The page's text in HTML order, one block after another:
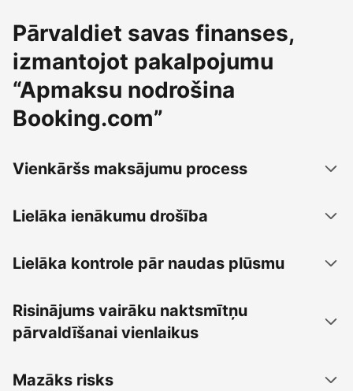
Pārvaldiet savas finanses,
izmantojot pakalpojumu
“Apmaksu nodrošina
Booking.com”
Vienkāršs maksājumu process
Lielāka ienākumu drošība
Lielāka kontrole pār naudas plūsmu
Risinājums vairāku naktsmītņu
pārvaldīšanai vienlaikus
Mazāks risks